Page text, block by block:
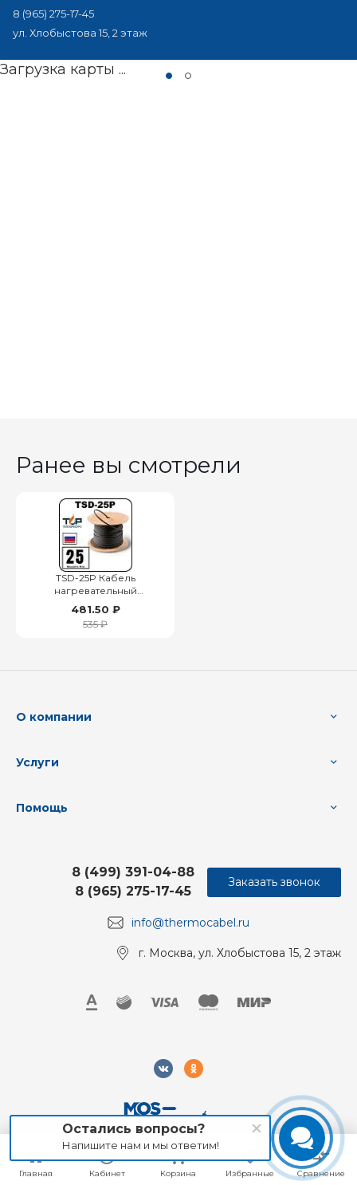
Главная Кабинет Корзина Избранные Сравнение
Главная Кабинет Корзина Избранные Сравнение
8 (965) 275-17-45
ул. Хлобыстова 15, 2 этаж
Загрузка карты ...
Ранее вы смотрели
TSD-25P Кабель
нагревательный
саморегулирующийся, 25
Вт/м
481.50 ₽
535 ₽
О компании
Услуги
Помощь
info@thermocabel.ru
8 (499) 391-04-88
8 (965) 275-17-45
г. Москва, ул. Хлобыстова 15, 2 этаж
Заказать звонок
2018-2026 Mos-Obogrev.ru, Все права защищены
Остались вопросы?
Напишите нам и мы ответим!